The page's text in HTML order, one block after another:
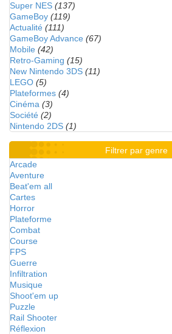
Super NES (137)
GameBoy (119)
Actualité (111)
GameBoy Advance (67)
Mobile (42)
Retro-Gaming (15)
New Nintendo 3DS (11)
LEGO (5)
Plateformes (4)
Cinéma (3)
Société (2)
Nintendo 2DS (1)
Filtrer par genre
Arcade
Aventure
Beat'em all
Cartes
Horror
Plateforme
Combat
Course
FPS
Guerre
Infiltration
Musique
Shoot'em up
Puzzle
Rail Shooter
Réflexion